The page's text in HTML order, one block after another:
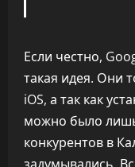
Если честно,
такая идея. Они
iOS, а так как
можно было
конкурентов в